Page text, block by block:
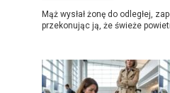
Mąż wysłał żonę do odległej,
przekonując ją, że świeże